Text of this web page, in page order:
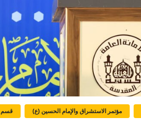
مؤتمر الاستشراق والإمام الحسين (ع) قسم